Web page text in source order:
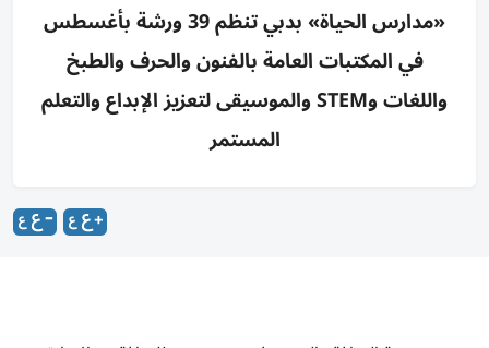
«مدارس الحياة» بدبي تنظم 39 ورشة بأغسطس
في المكتبات العامة بالفنون والحرف والطبخ
واللغات وSTEM والموسيقى لتعزيز الإبداع والتعلم
المستمر